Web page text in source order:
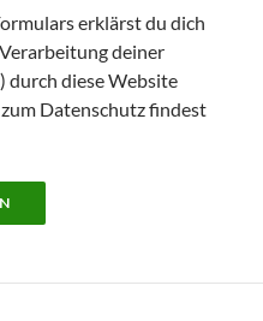
erklärst du dich
deiner
durch diese Website
Datenschutz findest